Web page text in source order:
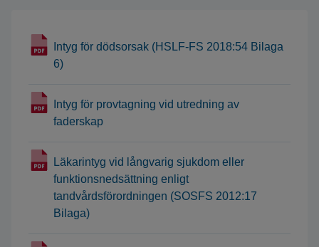
Intyg för dödsorsak (HSLF-FS 2018:54 Bilaga
6)
Intyg för provtagning vid utredning av
faderskap
Läkarintyg vid långvarig sjukdom eller
funktionsnedsättning enligt
tandvårdsförordningen (SOSFS 2012:17
Bilaga)